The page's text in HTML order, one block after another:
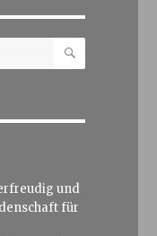
SUCHE
und
für